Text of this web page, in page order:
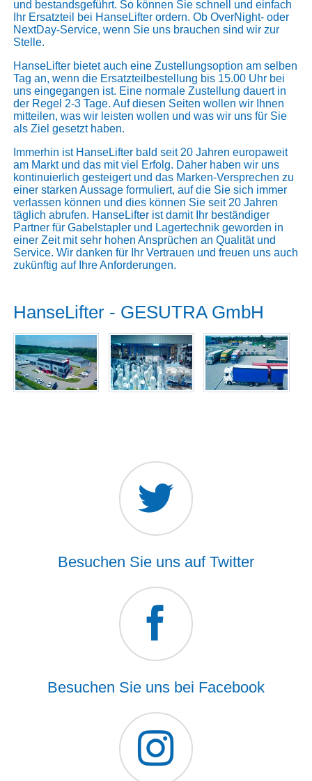
und bestandsgeführt. So können Sie schnell und einfach
Ihr Ersatzteil bei HanseLifter ordern. Ob OverNight- oder
NextDay-Service, wenn Sie uns brauchen sind wir zur
Stelle.
HanseLifter bietet auch eine Zustellungsoption am selben
Tag an, wenn die Ersatzteilbestellung bis 15.00 Uhr bei
uns eingegangen ist. Eine normale Zustellung dauert in
der Regel 2-3 Tage. Auf diesen Seiten wollen wir Ihnen
mitteilen, was wir leisten wollen und was wir uns für Sie
als Ziel gesetzt haben.
Immerhin ist HanseLifter bald seit 20 Jahren europaweit
am Markt und das mit viel Erfolg. Daher haben wir uns
kontinuierlich gesteigert und das Marken-Versprechen zu
einer starken Aussage formuliert, auf die Sie sich immer
verlassen können und dies können Sie seit 20 Jahren
täglich abrufen. HanseLifter ist damit Ihr beständiger
Partner für Gabelstapler und Lagertechnik geworden in
einer Zeit mit sehr hohen Ansprüchen an Qualität und
Service. Wir danken für Ihr Vertrauen und freuen uns auch
zukünftig auf Ihre Anforderungen.
HanseLifter - GESUTRA GmbH
Besuchen Sie uns auf Twitter
Besuchen Sie uns bei Facebook